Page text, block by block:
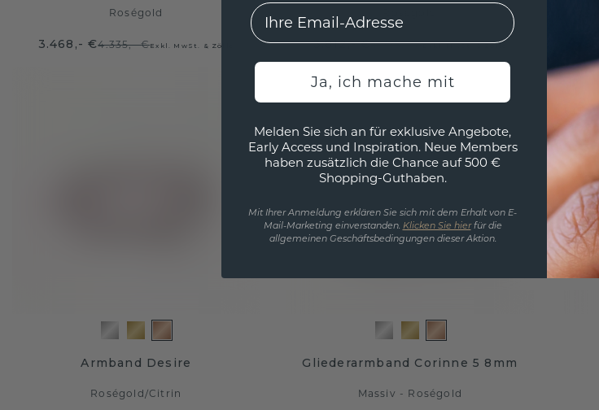
Roségold
3.468,- €4.335,- €Exkl. MwSt. & Zölle 3.812,- €4.765,- €Exkl. MwSt. & Zölle
Armband Desire
Roségold/Citrin
Gliederarmband Corinne 5 8mm
Massiv - Roségold
EMail
Ja, ich mache mit
Melden Sie sich an für exklusive Angebote,
Early Access und Inspiration. Neue Members
haben zusätzlich die Chance auf 500 €
Shopping-Guthaben.
Mit Ihrer Anmeldung erklären Sie sich mit dem Erhalt von E-
Mail-Marketing einverstanden. Klicken Sie hierfür die
allgemeinen Geschäftsbedingungen dieser Aktion.